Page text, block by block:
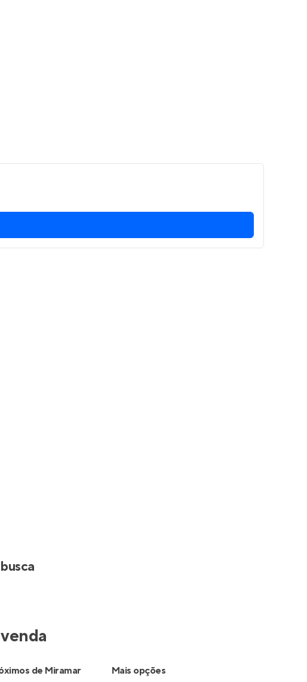
de Miramar Mais opções